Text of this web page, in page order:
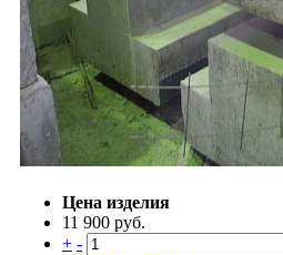
Цена изделия
11 900 руб.
+ -